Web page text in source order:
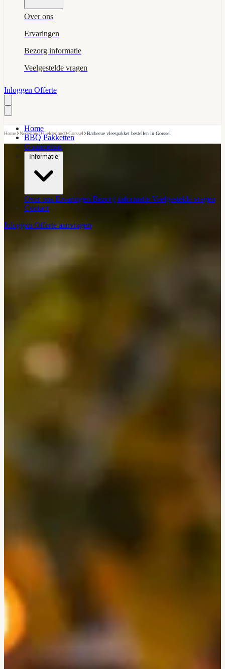
Over ons
Ervaringen
Bezorg informatie
Veelgestelde vragen
Inloggen Offerte
Home
BBQ Pakketten
Gourmetten
Informatie
Over ons Ervaringen Bezorg informatie Veelgestelde vragen
Contact
Inloggen Offerte aanvragen
Home›Nederland›Gelderland›Gorssel›Barbecue vleespakket bestellen in Gorssel